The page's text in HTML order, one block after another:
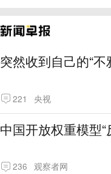
突然收到自己的“
221 央视
中国开放权重模型
236 观察者网